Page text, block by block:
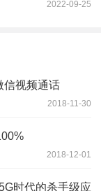
2022-09-25
信视频通话
2018-11-30
2018-12-01
时代的杀手级应